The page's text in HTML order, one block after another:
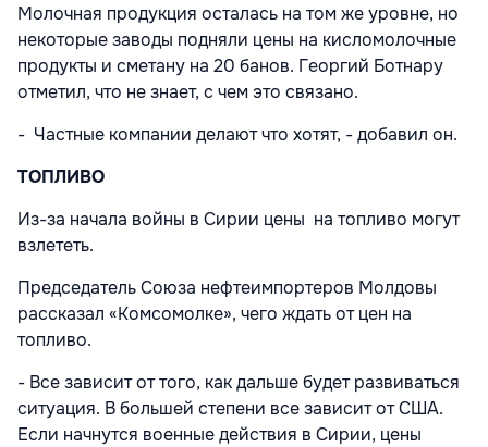
Молочная продукция осталась на том же уровне, но
некоторые заводы подняли цены на кисломолочные
продукты и сметану на 20 банов. Георгий Ботнару
отметил, что не знает, с чем это связано.
- Частные компании делают что хотят, - добавил он.
ТОПЛИВО
Из-за начала войны в Сирии цены на топливо могут
взлететь.
Председатель Союза нефтеимпортеров Молдовы
рассказал «Комсомолке», чего ждать от цен на
топливо.
- Все зависит от того, как дальше будет развиваться
ситуация. В большей степени все зависит от США.
Если начнутся военные действия в Сирии, цены